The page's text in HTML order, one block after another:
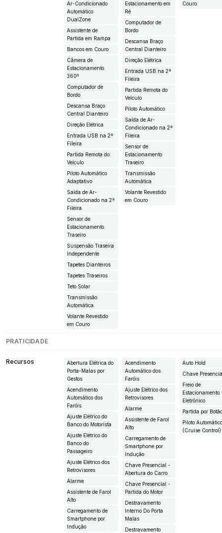
Ar-Condicionado
Automático
DualZone
Assistente de
Partida em Rampa
Bancos em Couro
Câmera de
Estacionamento
360º
Computador de
Bordo
Descansa Braço
Central Dianteiro
Direção Elétrica
Entrada USB na 2ª
Fileira
Partida Remota do
Veículo
Piloto Automático
Adaptativo
Saída de Ar-
Condicionado na 2ª
Fileira
Sensor de
Estacionamento
Traseiro
Suspensão Traseira
Independente
Tapetes Dianteiros
Tapetes Traseiros
Teto Solar
Transmissão
Automática
Volante Revestido
em Couro
Estacionamento em
Ré
Computador de
Bordo
Descansa Braço
Central Dianteiro
Direção Elétrica
Entrada USB na 2ª
Fileira
Partida Remota do
Veículo
Piloto Automático
Saída de Ar-
Condicionado na 2ª
Fileira
Sensor de
Estacionamento
Traseiro
Transmissão
Automática
Volante Revestido
em Couro
Couro
PRATICIDADE
Recursos
Abertura Elétrica do
Porta-Malas por
Gestos
Acendimento
Automático dos
Faróis
Ajuste Elétrico do
Banco do Motorista
Ajuste Elétrico do
Banco do
Passageiro
Ajuste Elétrico dos
Retrovisores
Alarme
Assistente de Farol
Alto
Carregamento de
Smartphone por
Indução
Acendimento
Automático dos
Faróis
Ajuste Elétrico dos
Retrovisores
Alarme
Assistente de Farol
Alto
Carregamento de
Smartphone por
Indução
Chave Presencial -
Abertura do Carro
Chave Presencial -
Partida do Motor
Destravamento
Interno Do Porta
Malas
Destravamento
Auto Hold
Chave
Freio de
Estacionamento
Eletrônico
Partida por
Piloto
(Cruise Control)